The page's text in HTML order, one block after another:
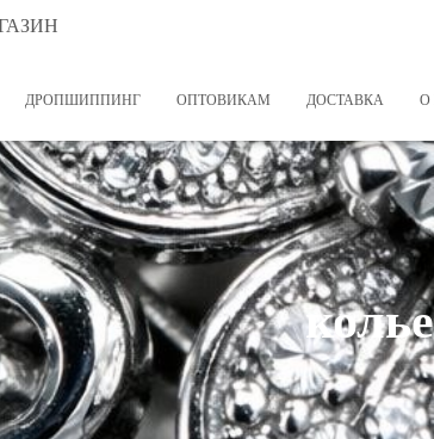
ДРОПШИППИНГ ОПТОВИКАМ ДОСТАВКА О